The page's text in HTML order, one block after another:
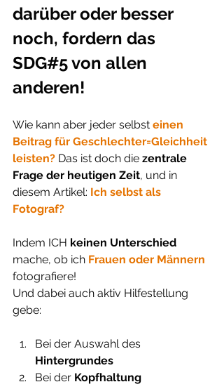
darüber oder besser
noch, fordern das
SDG#5 von allen
anderen!
Wie kann aber jeder selbst einen
Beitrag für Geschlechter=Gleichheit
leisten? Das ist doch die zentrale
Frage der heutigen Zeit, und in
diesem Artikel: Ich selbst als
Fotograf?
Indem ICH keinen Unterschied
mache, ob ich Frauen oder Männern
fotografiere!
Und dabei auch aktiv Hilfestellung
gebe:
Bei der Auswahl des
Hintergrundes
Bei der Kopfhaltung